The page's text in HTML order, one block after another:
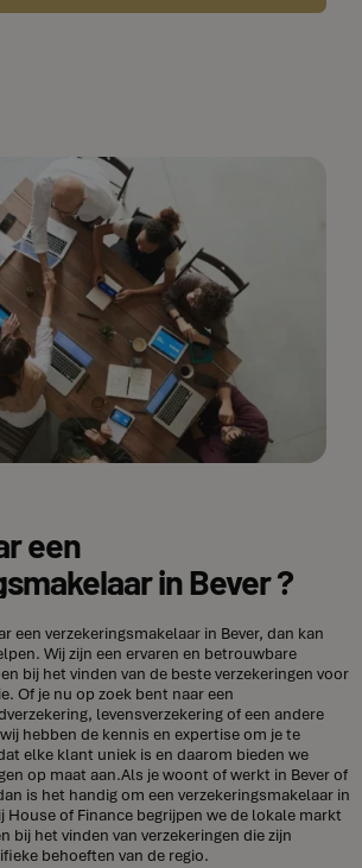
een
in Bever ?
een verzekeringsmakelaar in Bever, dan kan
Wij zijn een ervaren en betrouwbare
bij het vinden van de beste verzekeringen voor
Of je nu op zoek bent naar een
levensverzekering of een andere
hebben de kennis en expertise om je te
elke klant uniek is en daarom bieden we
op maat aan.Als je woont of werkt in Bever of
is het handig om een verzekeringsmakelaar in
of Finance begrijpen we de lokale markt
bij het vinden van verzekeringen die zijn
behoeften van de regio.